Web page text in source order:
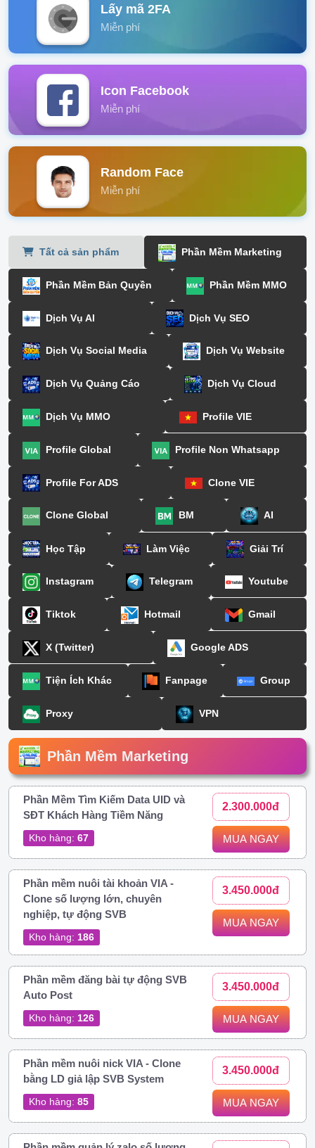
Lấy mã 2FA
Miễn phí
Icon Facebook
Miễn phí
Random Face
Miễn phí
Tất cả sản phẩm Phần Mềm Marketing
Phần Mềm Bản Quyền Phần Mềm MMO
Dịch Vụ AI Dịch Vụ SEO
Dịch Vụ Social Media Dịch Vụ Website
Dịch Vụ Quảng Cáo Dịch Vụ Cloud
Dịch Vụ MMO Profile VIE
Profile Global Profile Non Whatsapp
Profile For ADS Clone VIE
Clone Global BM AI
Học Tập Làm Việc Giải Trí
Instagram Telegram Youtube
Tiktok Hotmail Gmail
X (Twitter) Google ADS
Tiện Ích Khác Fanpage Group
Proxy VPN
Phần Mềm Marketing
Phần Mềm Tìm Kiếm Data UID và
SĐT Khách Hàng Tiềm Năng
Kho hàng: 67
2.300.000đ
MUA NGAY
Phần mềm nuôi tài khoản VIA -
Clone số lượng lớn, chuyên
nghiệp, tự động SVB
Kho hàng: 186
3.450.000đ
MUA NGAY
Phần mềm đăng bài tự động SVB
Auto Post
Kho hàng: 126
3.450.000đ
MUA NGAY
Phần mềm nuôi nick VIA - Clone
bằng LD giả lập SVB System
Kho hàng: 85
3.450.000đ
MUA NGAY